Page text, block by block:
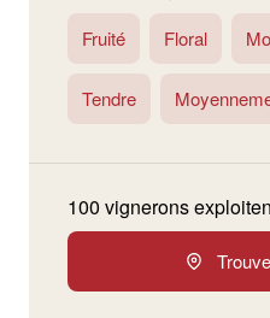
Fruité Floral
Tendre
100 vignerons